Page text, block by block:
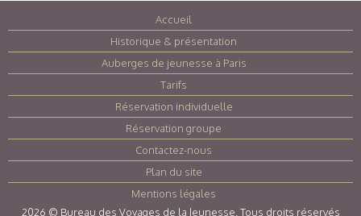
Accueil
Historique & présentation
Auberges de jeunesse à Paris
Tarifs
Réservation individuelle
Réservation groupe
Contactez-nous
Plan du site
Mentions légales
2026 © Bureau des Voyages de la Jeunesse. Tous droits réservés